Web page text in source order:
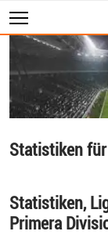
Statistiken
Statistiken,
Primera